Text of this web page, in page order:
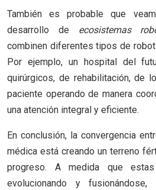
También es probable que
desarrollo de ecosistemas
combinen diferentes tipos de
Por ejemplo, un hospital del
quirúrgicos, de rehabilitación, de
paciente operando de manera
una atención integral y eficiente.
En conclusión, la convergencia
médica está creando un terreno
progreso. A medida que estas
evolucionando y